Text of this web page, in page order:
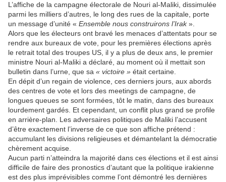
L’affiche de la campagne électorale de Nouri al-Maliki, dissimulée
parmi les milliers d’autres, le long des rues de la capitale, porte
un message d’unité « Ensemble nous construirons l’Irak».
Alors que les électeurs ont bravé les menaces d’attentats pour se
rendre aux bureaux de vote, pour les premières élections après
le retrait total des troupes US, il y a plus de deux ans, le premier
ministre Nouri al-Maliki a déclaré, au moment où il mettait son
bulletin dans l’urne, que sa « victoire » était certaine.
En dépit d’un regain de violence, ces derniers jours, aux abords
des centres de vote et lors des meetings de campagne, de
longues queues se sont formées, tôt le matin, dans des bureaux
lourdement gardés. Et cependant, un conflit plus grand se profile
en arrière-plan. Les adversaires politiques de Maliki l’accusent
d’être exactement l’inverse de ce que son affiche prétend :
accumulant les divisions religieuses et démantelant la démocratie
chèrement acquise.
Aucun parti n’atteindra la majorité dans ces élections et il est ainsi
difficile de faire des pronostics d’autant que la politique irakienne
est des plus imprévisibles comme l’ont démontré les dernières